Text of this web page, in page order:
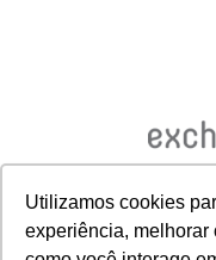
Utilizamos cookies
experiência,